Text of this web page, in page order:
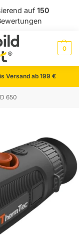
auf150
0
Versand ab 199 €
650